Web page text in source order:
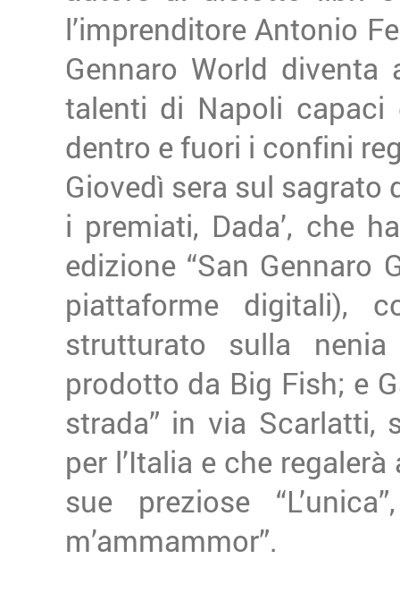
l’imprenditore Antonio
Gennaro World
talenti di Napoli
dentro e fuori i confini
Giovedì sera sul sagrato
i premiati, Dada’, che
edizione “San Gennaro
piattaforme digitali),
strutturato sulla
prodotto da Big Fish; e
strada” in via
per l’Italia e che
sue preziose
m’ammammor”.